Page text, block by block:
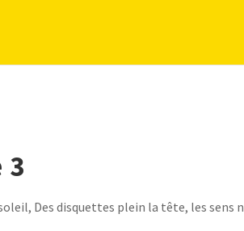
3
, Des disquettes plein la tête, les sens